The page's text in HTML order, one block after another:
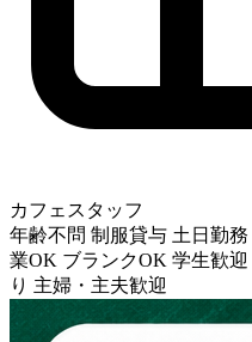
カフェスタッフ
年齢不問 制服貸与 土日勤務
業OK ブランクOK 学生歓迎
り 主婦・主夫歓迎